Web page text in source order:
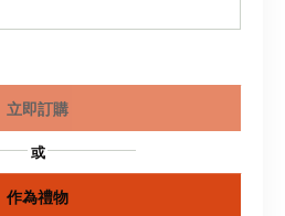
立即訂購
或
作為禮物